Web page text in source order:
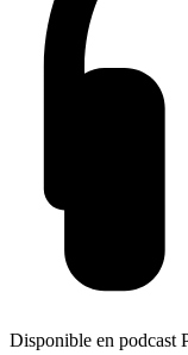
Disponible en podcast